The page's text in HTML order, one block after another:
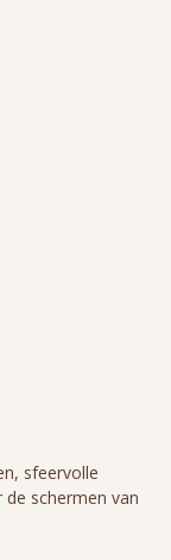
sfeervolle
schermen van